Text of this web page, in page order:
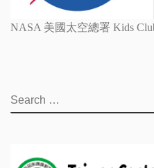
NASA 美國太空總署 Kids
SEARCH